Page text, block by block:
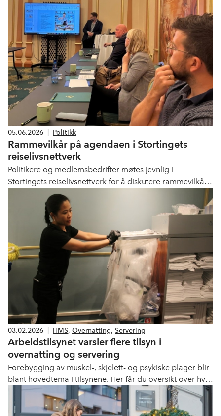
05.06.2026 Politikk
Rammevilkår på agendaen i Stortingets
reiselivsnettverk
Politikere og medlemsbedrifter møtes jevnlig i
Stortingets reiselivsnettverk for å diskutere rammevilkår
for reiselivsnæringen. Serveringsregelverk, arbeidsliv,
besøksbidrag og korttidsutleie var blant temaene på
siste møte.
03.02.2026 HMS, Overnatting, Servering
Arbeidstilsynet varsler flere tilsyn i
overnatting og servering
Forebygging av muskel-, skjelett- og psykiske plager blir
blant hovedtema i tilsynene. Her får du oversikt over hva
du må ha på plass.